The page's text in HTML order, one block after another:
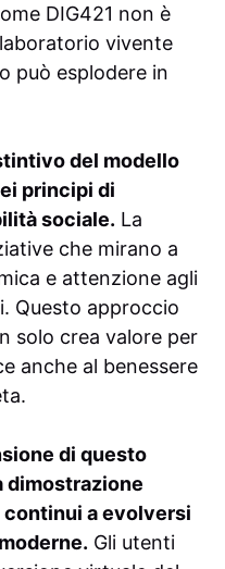
DIG421 non è
vivente
può esplodere in
del modello
principi di
sociale. La
che mirano a
e attenzione agli
Questo approccio
solo crea valore per
anche al benessere
di questo
dimostrazione
continui a evolversi
Gli utenti